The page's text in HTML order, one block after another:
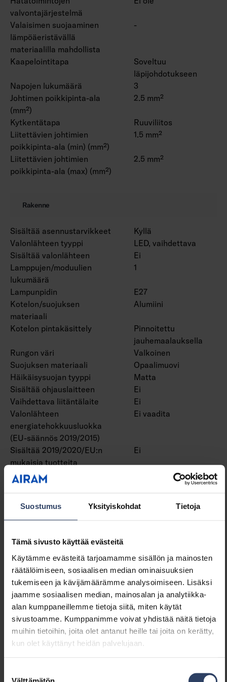
Suostumus Yksityiskohdat Tietoja
Tämä sivusto käyttää evästeitä
Käytämme evästeitä tarjoamamme sisällön ja mainosten
räätälöimiseen, sosiaalisen median ominaisuuksien
tukemiseen ja kävijämäärämme analysoimiseen. Lisäksi
jaamme sosiaalisen median, mainosalan ja analytiikka-
alan kumppaneillemme tietoja siitä, miten käytät
sivustoamme. Kumppanimme voivat yhdistää näitä tietoja
muihin tietoihin, joita olet antanut heille tai joita on kerätty,
kun olet käyttänyt heidän palvelujaan.
valvontajärjestelmä
Valaisimen suojaaminen
lämpöäeristävällä
materiaalilla mahdollista
-
Kaapelointitapa
Soveltuu
läpijohdotukseen
Napojen lukumäärä
3
Johtimen poikkipinta-ala
(mm²)
2.5 mm²
Kytkentätapa
Ruuviliitos
Liitettävien johtimien
poikkipinta-ala (min) (mm²)
1.5 mm²
Liitettävien johtimien
poikkipinta-ala (max) (mm²)
2.5 mm²
Rakenne
Sisältää asennustarvikkeet
Kyllä
Valonlähteen tyyppi
LED, vaihdettava
Sisältää valonlähteen
Ei
Lamppujen/moduulien
lukumäärä
1
Lampunpidin
E27
Kotelon/suojuksen
materiaali
Alumiini
Kotelon pintakäsittely
Pinnoitettu
jauhemaalauksella
Rungon väri
Valkoinen
Suojuksen materiaali
Opaalimuovi
Häikäisysuojan tyyppi
Matta
Sisältää ohjauslaitteen
Ei
Vaihdettava liitäntälaite
Ei
Valonlähteen
energiatehokkuusluokka
(EU-säännös 2019/2015)
Ei vaadita
Sisältää 2019/2020/EU:n
mukaisia tuotteita
Ei
Varavoimajärjestelmä
Integroitu varateholähde
Tuuletusaukot
Ei
Hehkulankatesti IEC
Sähkötekniset tiedot
Jännitetyyppi
AC
Nimellisjännitealue (min) (V)
220 V
Nimellisjännitealue (max)
(V)
230 V
Liitäntälaitteen tyyppi
Ei vaadita